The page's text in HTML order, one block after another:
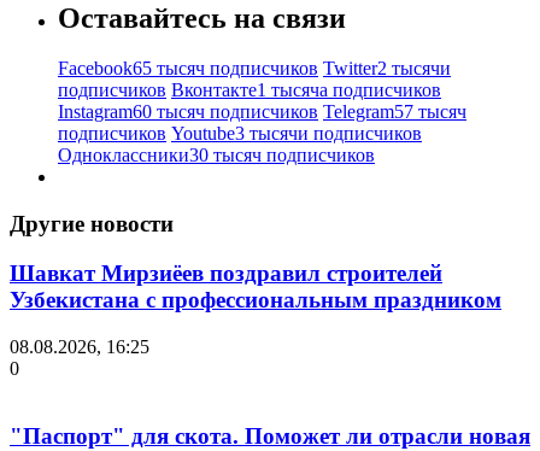
Оставайтесь на связи
Facebook65 тысяч подписчиков Twitter2 тысячи
подписчиков Вконтакте1 тысяча подписчиков
Instagram60 тысяч подписчиков Telegram57 тысяч
подписчиков Youtube3 тысячи подписчиков
Одноклассники30 тысяч подписчиков
Другие новости
Шавкат Мирзиёев поздравил строителей
Узбекистана с профессиональным праздником
08.08.2026, 16:25
0
"Паспорт" для скота. Поможет ли отрасли новая